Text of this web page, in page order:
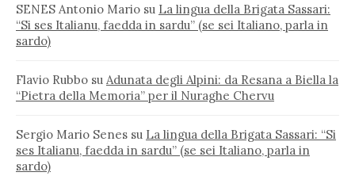
SENES Antonio Mario su La lingua della Brigata Sassari:
“Si ses Italianu, faedda in sardu” (se sei Italiano, parla in
sardo)
Flavio Rubbo su Adunata degli Alpini: da Resana a Biella la
“Pietra della Memoria” per il Nuraghe Chervu
Sergio Mario Senes su La lingua della Brigata Sassari: “Si
ses Italianu, faedda in sardu” (se sei Italiano, parla in
sardo)